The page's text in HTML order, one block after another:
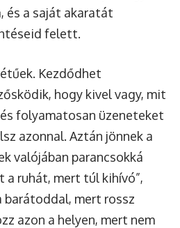
és a saját akaratát
felett.
Kezdődhet
hogy kivel vagy, mit
folyamatosan üzeneteket
azonnal. Aztán jönnek a
valójában parancsokká
a ruhát, mert túl kihívó”,
barátoddal, mert rossz
azon a helyen, mert nem